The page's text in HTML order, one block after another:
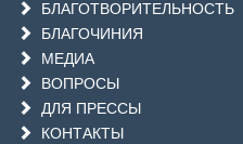
БЛАГОТВОРИТЕЛЬНОСТЬ
БЛАГОЧИНИЯ
МЕДИА
ВОПРОСЫ
ДЛЯ ПРЕССЫ
КОНТАКТЫ